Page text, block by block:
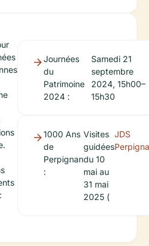
Journées
du
Patrimoine
2024 :
Samedi 21
septembre
2024, 15h00–
15h30
1000 Ans
de
Perpignan
:
Visites
guidées
du 10
mai au
31 mai
2025 (
JDS